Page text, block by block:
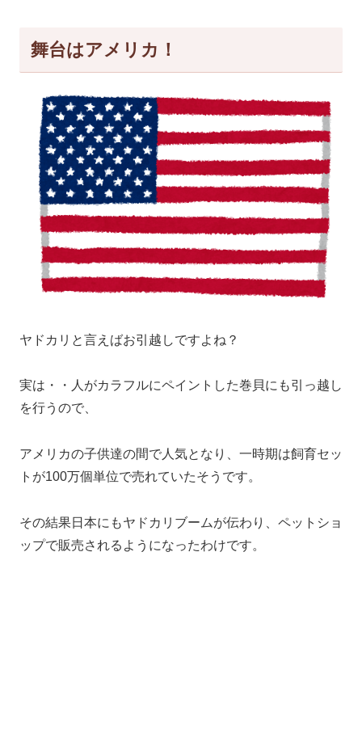
舞台はアメリカ！
ヤドカリと言えばお引越しですよね？
実は・・人がカラフルにペイントした巻貝にも引っ越し
を行うので、
アメリカの子供達の間で人気となり、一時期は飼育セッ
トが100万個単位で売れていたそうです。
その結果日本にもヤドカリブームが伝わり、ペットショ
ップで販売されるようになったわけです。